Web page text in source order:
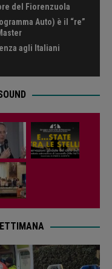
del Fiorenzuola
Auto) è il “re”
agli Italiani